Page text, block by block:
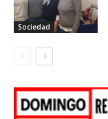
Sociedad